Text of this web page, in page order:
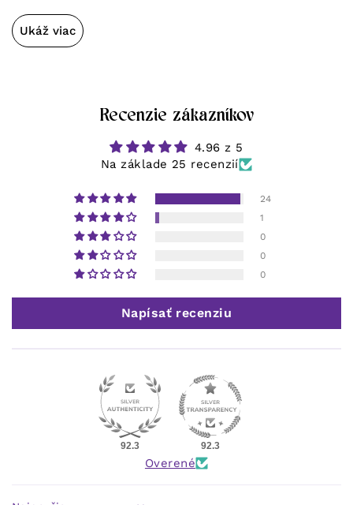
Ukáž viac
Recenzie zákazníkov
4.96 z 5
Na základe 25 recenzií
24
1
0
0
0
Napísať recenziu
92.3 92.3
Overené